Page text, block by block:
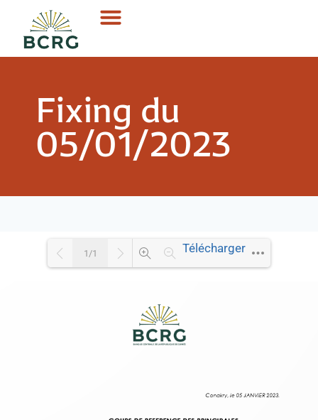
Fixing du
05/01/2023
1/1 Télécharger